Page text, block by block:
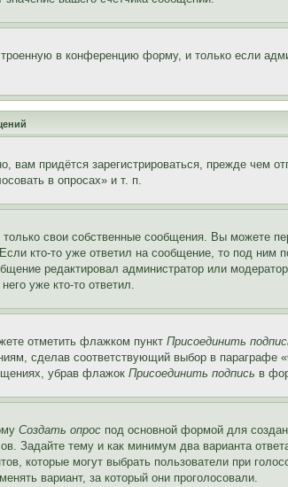
в конференцию форму, и только если
придётся зарегистрироваться, прежде чем
в опросах» и т. п.
свои собственные сообщения. Вы можете
кто-то уже ответил на сообщение, то под ним
редактировал администратор или
уже кто-то ответил.
отметить флажком пункт Присоединить
сделав соответствующий выбор в параграфе
убрав флажок Присоединить подпись в
Создать опрос под основной формой для
Задайте тему и как минимум два варианта
которые могут выбрать пользователи при
вариант, за который они проголосовали.